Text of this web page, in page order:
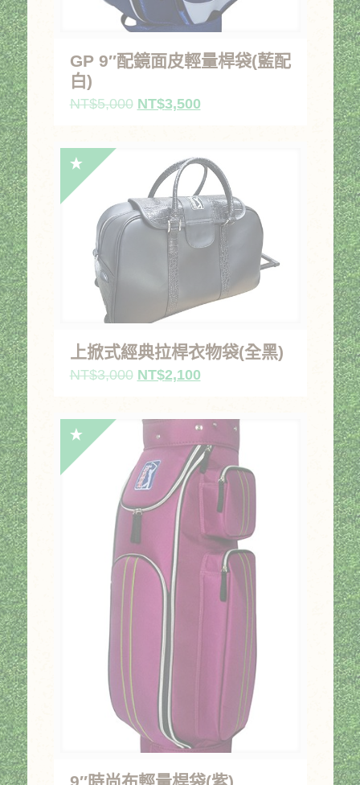
GP 9″配鏡面皮輕量桿袋(藍配
白)
NT$5,000 原
NT$5,000。
NT$3,500目
格：
NT$3,500。
上掀式經典拉桿衣物袋(全黑)
NT$3,000 原
NT$3,000。
NT$2,100目
格：
NT$2,100。